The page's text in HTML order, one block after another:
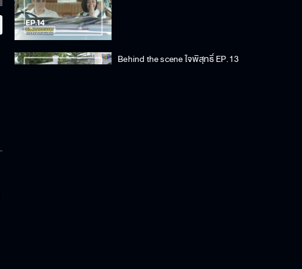
Behind the scene ใจพิสุทธิ์ EP.13